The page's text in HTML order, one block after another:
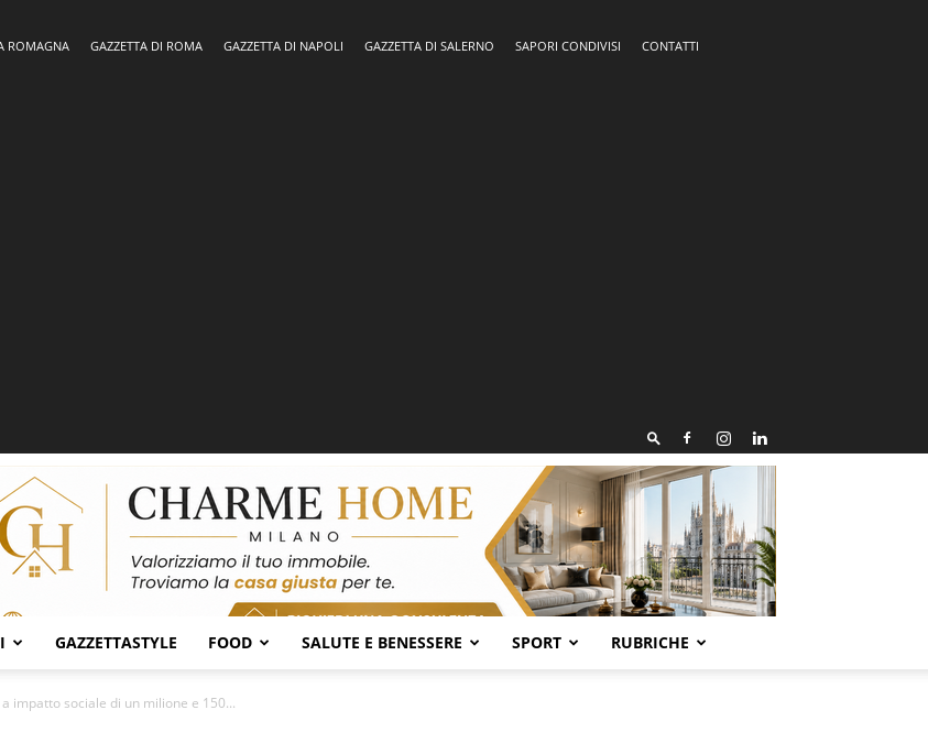
ROMAGNA GAZZETTA DI ROMA GAZZETTA DI NAPOLI GAZZETTA DI SALERNO SAPORI CONDIVISI
CONTATTI
GAZZETTASTYLE FOOD SALUTE E BENESSERE SPORT RUBRICHE
impatto sociale di un milione e 150...